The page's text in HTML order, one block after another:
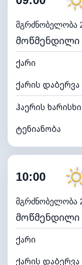
ნამის წერტილი
ხილვადობა
განათების
ღრუბლის
მგრძნობელობა
მოწმენდილი
ქარი
ქარის დაბერვა
ჰაერის ხარისხი
ტენიანობა
ღრუბლიანობა
ნამის წერტილი
ხილვადობა
განათების
10:00
მგრძნობელობა
მოწმენდილი
ქარი
ქარის დაბერვა